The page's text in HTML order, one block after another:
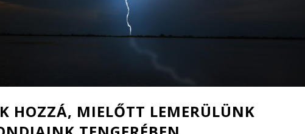
HOZZÁ, MIELŐTT LEMERÜLÜNK